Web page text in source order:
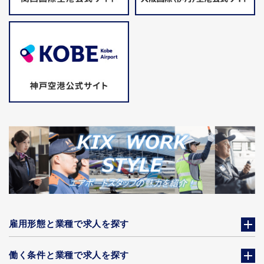
雇用形態と業種で求人を探す
働く条件と業種で求人を探す